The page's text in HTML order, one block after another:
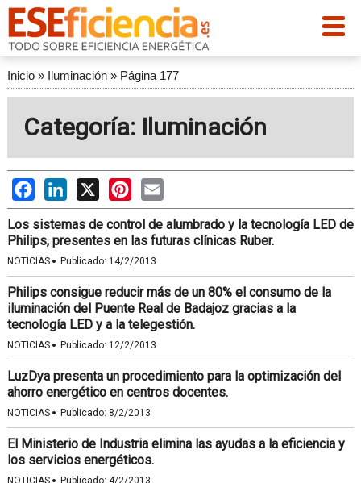
Inicio» Iluminación» Página 177
Categoría: Iluminación
FacebookLinkedIn
X PinterestEmail
Los sistemas de control de alumbrado y la tecnología LED de
Philips, presentes en las futuras clínicas Ruber.
NOTICIAS · Publicado: 14/2/2013
Philips consigue reducir más de un 80% el consumo de la
iluminación del Puente Real de Badajoz gracias a la
tecnología LED y a la telegestión.
NOTICIAS · Publicado: 12/2/2013
LuzDya presenta un procedimiento para la optimización del
ahorro energético en centros docentes.
NOTICIAS · Publicado: 8/2/2013
El Ministerio de Industria elimina las ayudas a la eficiencia y
los servicios energéticos.
NOTICIAS Publicado: 4/2/2013